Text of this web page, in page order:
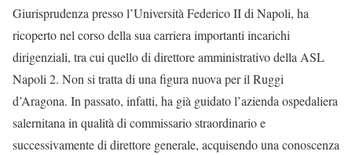
Giurisprudenza presso l’Università Federico II di Napoli, ha
ricoperto nel corso della sua carriera importanti incarichi
dirigenziali, tra cui quello di direttore amministrativo della ASL
Napoli 2. Non si tratta di una figura nuova per il Ruggi
d’Aragona. In passato, infatti, ha già guidato l’azienda ospedaliera
salernitana in qualità di commissario straordinario e
successivamente di direttore generale, acquisendo una conoscenza